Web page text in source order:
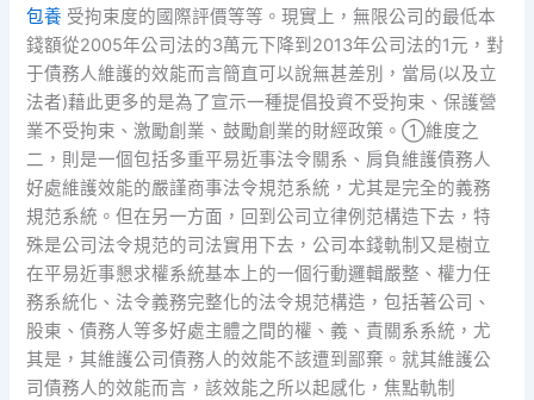
包養 受拘束度的國際評價等等。現實上，無限公司的最低本
錢額從2005年公司法的3萬元下降到2013年公司法的1元，對
于債務人維護的效能而言簡直可以說無甚差別，當局(以及立
法者)藉此更多的是為了宣示一種提倡投資不受拘束、保護營
業不受拘束、激勵創業、鼓勵創業的財經政策。①維度之
二，則是一個包括多重平易近事法令關系、肩負維護債務人
好處維護效能的嚴謹商事法令規范系統，尤其是完全的義務
規范系統。但在另一方面，回到公司立律例范構造下去，特
殊是公司法令規范的司法實用下去，公司本錢軌制又是樹立
在平易近事懇求權系統基本上的一個行動邏輯嚴整、權力任
務系統化、法令義務完整化的法令規范構造，包括著公司、
股東、債務人等多好處主體之間的權、義、責關系系統，尤
其是，其維護公司債務人的效能不該遭到鄙棄。就其維護公
司債務人的效能而言，該效能之所以起感化，焦點軌制